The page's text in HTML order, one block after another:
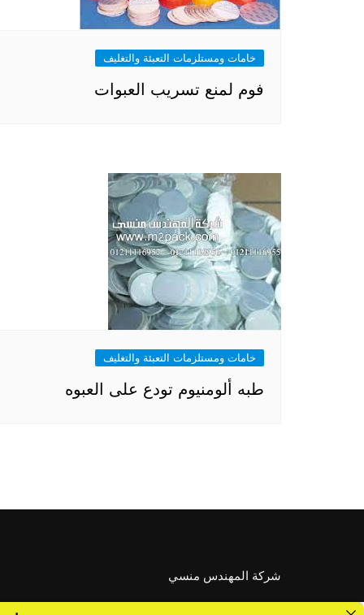
خامات ومستلزمات التعبئة والتغليف
فوم لمنع تسريب العبوات
خامات ومستلزمات التعبئة والتغليف
طبه ألومنيوم تودع على العبوه
شركة المهندس منسي